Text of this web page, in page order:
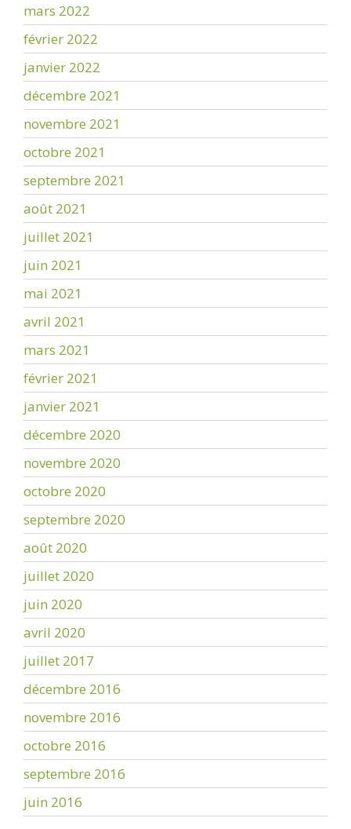
mars 2022
février 2022
janvier 2022
décembre 2021
novembre 2021
octobre 2021
septembre 2021
août 2021
juillet 2021
juin 2021
mai 2021
avril 2021
mars 2021
février 2021
janvier 2021
décembre 2020
novembre 2020
octobre 2020
septembre 2020
août 2020
juillet 2020
juin 2020
avril 2020
juillet 2017
décembre 2016
novembre 2016
octobre 2016
septembre 2016
juin 2016